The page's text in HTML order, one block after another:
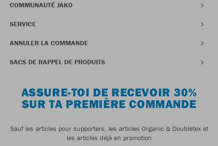
COMMUNAUTÉ JAKO
SERVICE
ANNULER LA COMMANDE
SACS DE RAPPEL DE PRODUITS
ASSURE-TOI DE RECEVOIR 30%
SUR TA PREMIÈRE COMMANDE
Sauf les articles pour supporters, les articles Organic & Doubletex et
les articles déjà en promotion